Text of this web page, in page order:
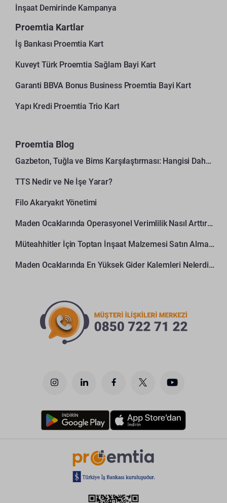
İnşaat Demirinde Kampanya
Proemtia Kartlar
İş Bankası Proemtia Kart
Kuveyt Türk Proemtia Sağlam Bayi Kart
Garanti BBVA Bonus Business Proemtia Bayi Kart
Yapı Kredi Proemtia Trio Kart
Proemtia Blog
Gazbeton, Tuğla ve Bims Karşılaştırması: Hangisi Daha Avantajlı?
TTS Nedir ve Ne İşe Yarar?
Filo Akaryakıt Yönetimi
Maden Ocaklarında Operasyonel Verimlilik Nasıl Arttırılır?
Müteahhitler İçin Toptan İnşaat Malzemesi Satın Alma Rehberi
Maden Ocaklarında En Yüksek Gider Kalemleri Nelerdir?